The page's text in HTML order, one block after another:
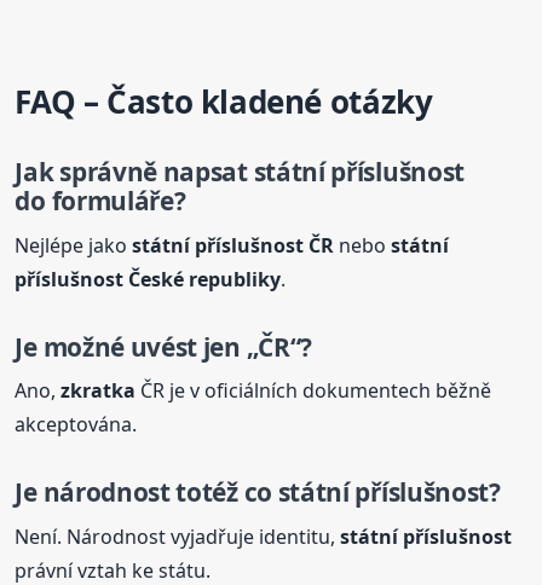
FAQ – Často kladené otázky
Jak správně napsat státnípříslušnost
do formuláře?
Nejlépe jakostátní příslušnost ČR nebostátní
příslušnost České republiky.
Je možné uvést jen „ČR“?
Ano,zkratka ČR je v oficiálních dokumentech běžně
akceptována.
Je národnost totéž co státnípříslušnost?
Není. Národnost vyjadřuje identitu,státní příslušnost
právní vztah ke státu.